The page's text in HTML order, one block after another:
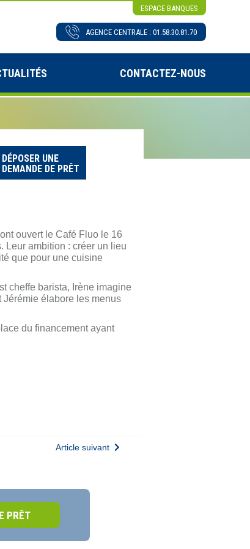
ESPACE BANQUES
AGENCE CENTRALE : 01.58.30.81.70
CONTACTEZ-NOUS
DÉPOSER UNE
DEMANDE DE PRÊT
ouvert le Café Fluo le 16
Leur ambition : créer un lieu
que pour une cuisine
cheffe barista, Irène imagine
Jérémie élabore les menus
du financement ayant
Article suivant
PRÊT